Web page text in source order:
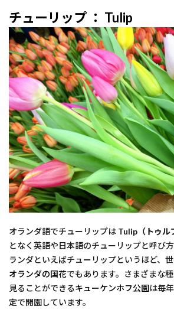
チューリップ ： Tulip
オランダ語でチューリップは Tulip（トゥル
となく英語や日本語のチューリップと呼び
ランダといえばチューリップというほど、
オランダの国花でもあります。さまざまな
見ることができるキューケンホフ公園は毎
定で開園しています。